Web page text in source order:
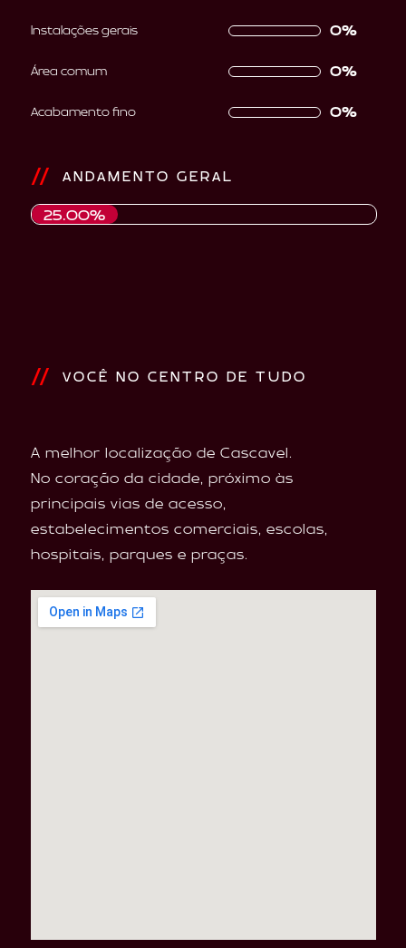
Instalações gerais 0%
Área comum 0%
Acabamento fino 0%
ANDAMENTO GERAL
VOCÊ NO CENTRO DE TUDO
A melhor localização de Cascavel.
No coração da cidade, próximo às
principais vias de acesso,
estabelecimentos comerciais, escolas,
hospitais, parques e praças.